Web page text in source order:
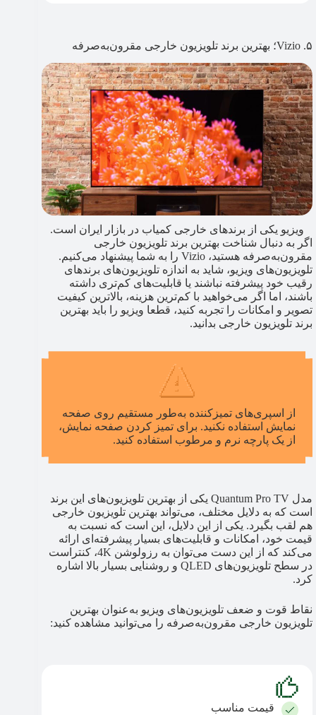
۵. Vizio؛ بهترین برند تلویزیون خارجی مقرون‌به‌صرفه
ویزیو یکی از برندهای خارجی کمیاب در بازار ایران است.
اگر به دنبال شناخت بهترین برند تلویزیون خارجی
مقرون‌به‌صرفه هستید، Vizio را به شما پیشنهاد می‌کنیم.
تلویزیون‌های ویزیو، شاید به اندازه تلویزیون‌های برندهای
رقیب خود پیشرفته نباشند یا قابلیت‌های کم‌تری داشته
باشند، اما اگر می‌خواهید با کم‌ترین هزینه، بالاترین کیفیت
تصویر و امکانات را تجربه کنید، قطعا ویزیو را باید بهترین
برند تلویزیون خارجی بدانید.
از اسپری‌های تمیزکننده به‌طور مستقیم روی صفحه
نمایش استفاده نکنید. برای تمیز کردن صفحه نمایش،
از یک پارچه نرم و مرطوب استفاده کنید.
مدل Quantum Pro TV یکی از بهترین تلویزیون‌های این برند
است که به دلایل مختلف، می‌تواند بهترین تلویزیون خارجی
هم لقب بگیرد. یکی از این دلایل، این است که نسبت به
قیمت خود، امکانات و قابلیت‌های بسیار پیشرفته‌ای ارائه
می‌کند که از این دست می‌توان به رزولوشن 4K، کنتراست
در سطح تلویزیون‌های QLED و روشنایی بسیار بالا اشاره
کرد.
نقاط قوت و ضعف تلویزیون‌های ویزیو به‌عنوان بهترین
تلویزیون خارجی مقرون‌به‌صرفه را می‌توانید مشاهده کنید:
قیمت مناسب